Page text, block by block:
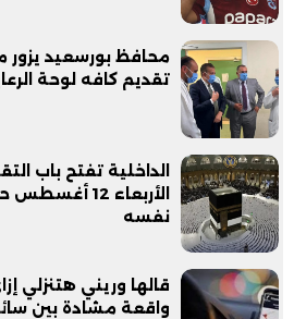
محافظ بورسعيد يزور
تقديم كافه لوحة
نفسه
قالها وريني هتنزلي
واقعة مشادة بين